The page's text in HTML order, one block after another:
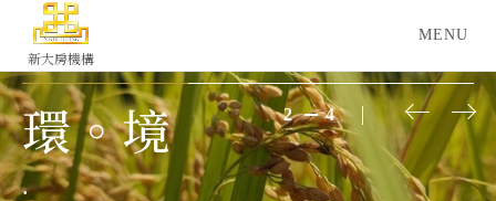
環。境
.
2 4
新大房機構